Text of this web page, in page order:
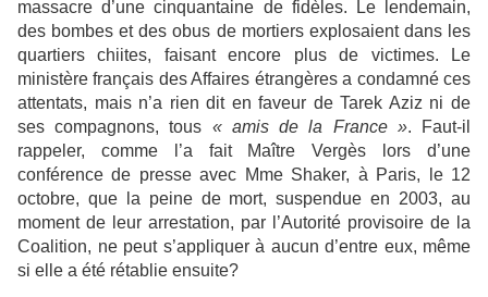
massacre d’une cinquantaine de fidèles. Le lendemain,
des bombes et des obus de mortiers explosaient dans les
quartiers chiites, faisant encore plus de victimes. Le
ministère français des Affaires étrangères a condamné ces
attentats, mais n’a rien dit en faveur de Tarek Aziz ni de
ses compagnons, tous « amis de la France ». Faut-il
rappeler, comme l’a fait Maître Vergès lors d’une
conférence de presse avec Mme Shaker, à Paris, le 12
octobre, que la peine de mort, suspendue en 2003, au
moment de leur arrestation, par l’Autorité provisoire de la
Coalition, ne peut s’appliquer à aucun d’entre eux, même
si elle a été rétablie ensuite?